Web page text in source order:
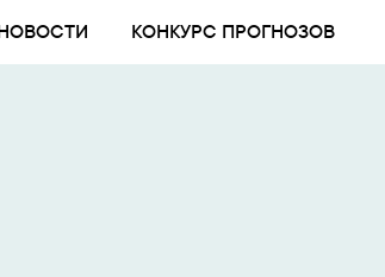
КОНКУРС ПРОГНОЗОВ